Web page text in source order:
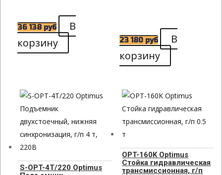
36 138 руб
В
корзину
23 180 руб
В
корзину
S-OPT-4T/220 Optimus
OPT-160K Optimus
Стойка гидравлическая
трансмиссионная, г/п